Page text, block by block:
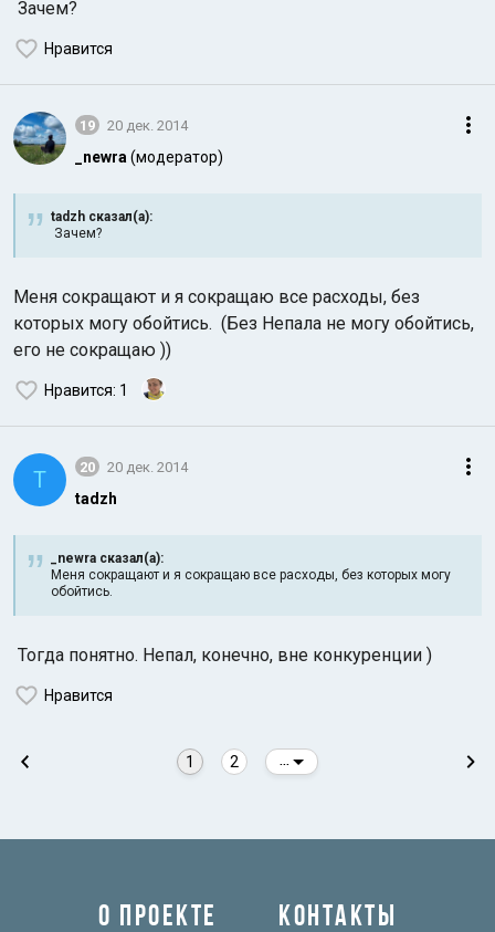
Зачем?
Нравится
19 20 дек. 2014
_newra (модератор)
tadzh сказал(а):
Зачем?
Меня сокращают и я сокращаю все расходы, без
которых могу обойтись. (Без Непала не могу обойтись,
его не сокращаю ))
Нравится: 1
T 20 20 дек. 2014
tadzh
_newra сказал(а):
Меня сокращают и я сокращаю все расходы, без которых могу
обойтись.
Тогда понятно. Непал, конечно, вне конкуренции )
Нравится
1 2
О ПРОЕКТЕ КОНТАКТЫ